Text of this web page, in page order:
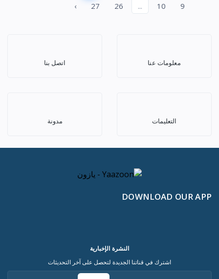
9
10
...
26
27
›
معلومات عنا اتصل بنا
التعليمات مدونة
DOWNLOAD OUR APP
النشرة الإخبارية
اشترك في قناتنا الجديدة لتحصل على آخر التحديثات